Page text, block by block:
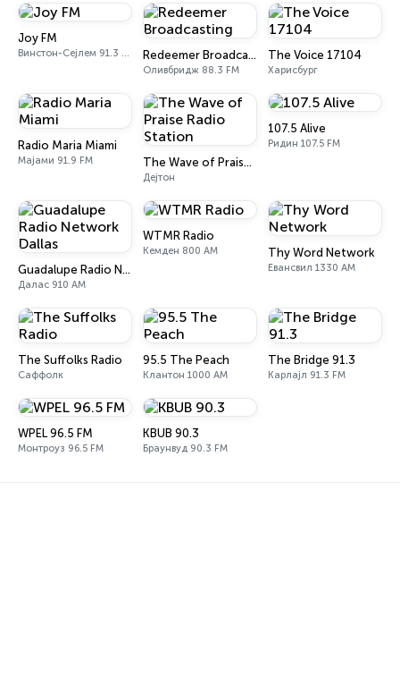
Joy FM
Винстон-Сејлем 91.3 FM Redeemer Broadcasting
Оливбридж 88.3 FM
The Voice 17104
Харисбург
Radio Maria Miami
Мајами 91.9 FM The Wave of Praise Radio Station
Дејтон
107.5 Alive
Ридин 107.5 FM
Guadalupe Radio Network Dallas
Далас 910 AM
WTMR Radio
Кемден 800 AM Thy Word Network
Евансвил 1330 AM
The Suffolks Radio
Саффолк
95.5 The Peach
Клантон 1000 AM
The Bridge 91.3
Карлајл 91.3 FM
WPEL 96.5 FM
Монтроуз 96.5 FM
KBUB 90.3
Браунвуд 90.3 FM